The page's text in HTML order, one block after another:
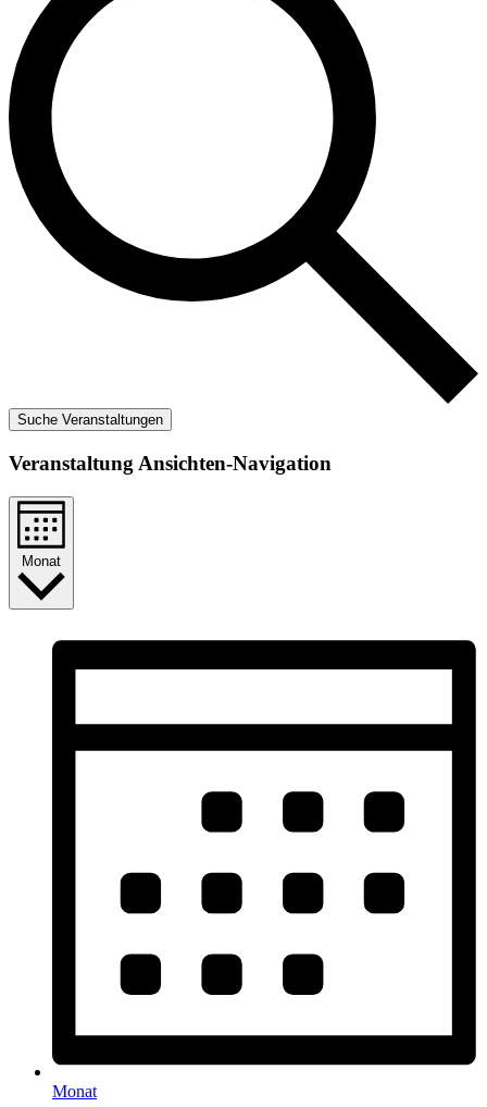
Suche Veranstaltungen
Veranstaltung Ansichten-Navigation
Monat
Monat